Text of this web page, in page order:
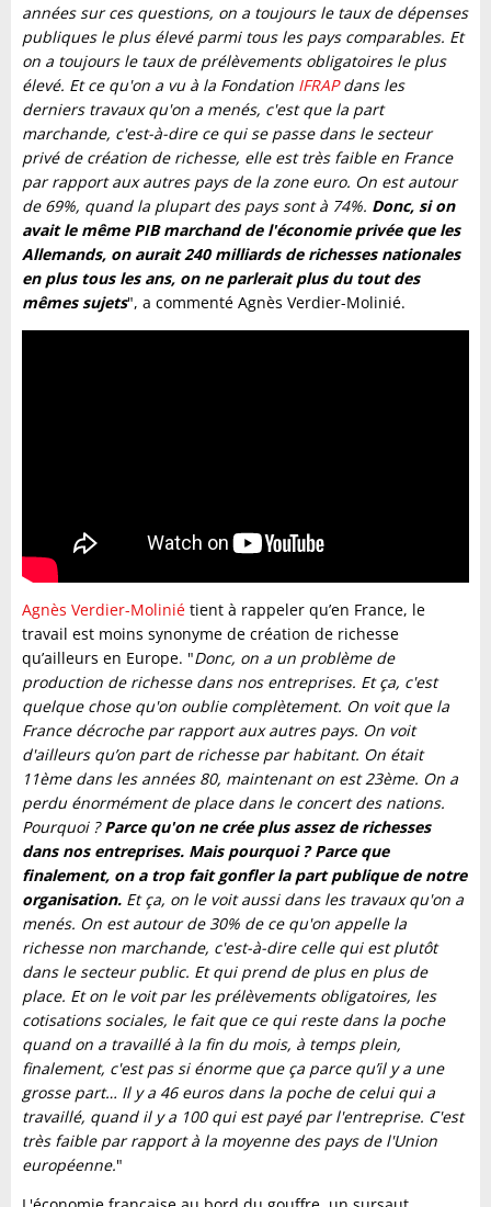
années sur ces questions, on a toujours le taux de dépenses
publiques le plus élevé parmi tous les pays comparables. Et
on a toujours le taux de prélèvements obligatoires le plus
élevé. Et ce qu'on a vu à la Fondation IFRAPdans les
derniers travaux qu'on a menés, c'est que la part
marchande, c'est-à-dire ce qui se passe dans le secteur
privé de création de richesse, elle est très faible en France
par rapport aux autres pays de la zone euro. On est autour
de 69%, quand la plupart des pays sont à 74%. Donc, si on
avait le même PIB marchand de l'économie privée que les
Allemands, on aurait 240 milliards de richesses nationales
en plus tous les ans, on ne parlerait plus du tout des
mêmes sujets", a commenté Agnès Verdier-Molinié.
Agnès Verdier-Molinié tient à rappeler qu’en France, le
travail est moins synonyme de création de richesse
qu’ailleurs en Europe. "Donc, on a un problème de
production de richesse dans nos entreprises. Et ça, c'est
quelque chose qu'on oublie complètement. On voit que la
France décroche par rapport aux autres pays. On voit
d'ailleurs qu’on part de richesse par habitant. On était
11ème dans les années 80, maintenant on est 23ème. On a
perdu énormément de place dans le concert des nations.
Pourquoi ?Parce qu'on ne crée plus assez de richesses
dans nos entreprises. Mais pourquoi ? Parce que
finalement, on a trop fait gonfler la part publique de notre
organisation. Et ça, on le voit aussi dans les travaux qu'on a
menés. On est autour de 30% de ce qu'on appelle la
richesse non marchande, c'est-à-dire celle qui est plutôt
dans le secteur public. Et qui prend de plus en plus de
place. Et on le voit par les prélèvements obligatoires, les
cotisations sociales, le fait que ce qui reste dans la poche
quand on a travaillé à la fin du mois, à temps plein,
finalement, c'est pas si énorme que ça parce qu’il y a une
grosse part… Il y a 46 euros dans la poche de celui qui a
travaillé, quand il y a 100 qui est payé par l'entreprise. C'est
très faible par rapport à la moyenne des pays de l'Union
européenne."